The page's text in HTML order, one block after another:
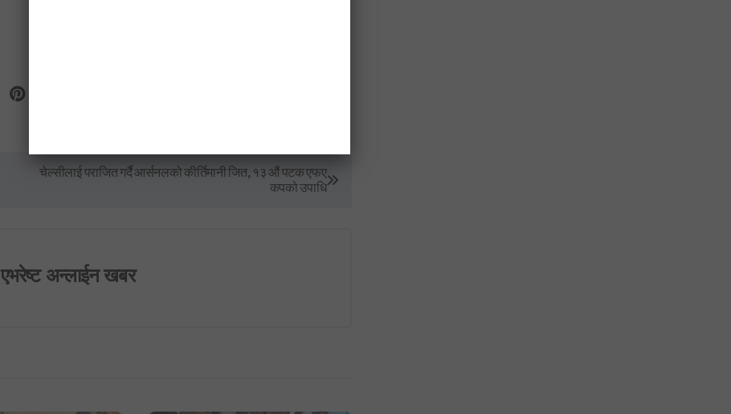
चेल्सीलाई पराजित गर्दै आर्सनलको कीर्तिमानी जित, १३ औं पटक एफए
कपको उपाधि
एभरेष्ट अन्लाईन खबर